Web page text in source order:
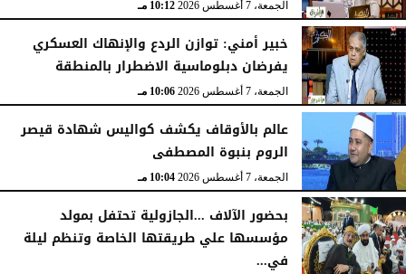
الجمعة، 7 أغسطس 2026 10:12 مـ
خبير أمني: توازن الردع والإنهاك العسكري
يفرضان دبلوماسية الاضطرار بالمنطقة
الجمعة، 7 أغسطس 2026 10:06 مـ
عالم بالأوقاف يكشف كواليس شهادة قيصر
الروم بنبوة المصطفى
الجمعة، 7 أغسطس 2026 10:04 مـ
بحضور الآلاف ...الجازولية تحتفل بمولد
مؤسسها علي طريقتها الخاصة وتنظم ليلة
في...